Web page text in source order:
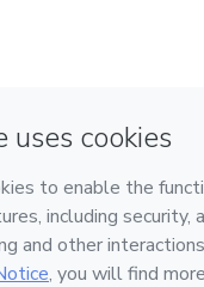
em Belo Horizonte